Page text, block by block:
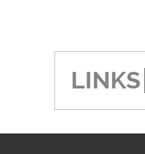
LINKS